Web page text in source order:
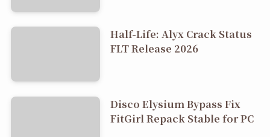
Half-Life: Alyx Crack Status
FLT Release 2026
Disco Elysium Bypass Fix
FitGirl Repack Stable for PC